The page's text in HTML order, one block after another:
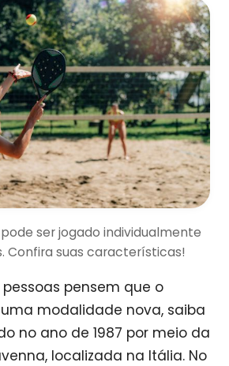
ser jogado individualmente
Confira suas características!
pensem que o
modalidade nova, saiba
no ano de 1987 por meio da
localizada na Itália. No